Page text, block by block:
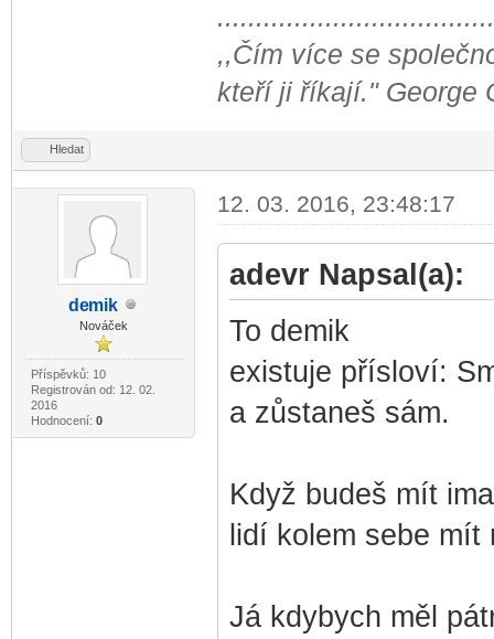
,,Čím více se
kteří ji říkají." George
Hledat
demik
Nováček
Příspěvků: 10
Registrován od: 12. 02.
2016
Hodnocení: 0
12. 03. 2016, 23:48:17
adevr Napsal(a):
To demik
existuje přísloví:
a zůstaneš sám.
Když budeš mít
lidí kolem sebe
Já kdybych měl